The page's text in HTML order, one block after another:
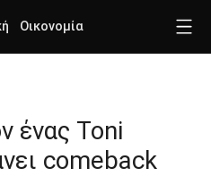
Οικονομία
ένας Toni
comeback